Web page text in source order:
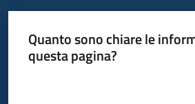
acquisto
Supporto
Quanto sono chiare le
questa pagina?